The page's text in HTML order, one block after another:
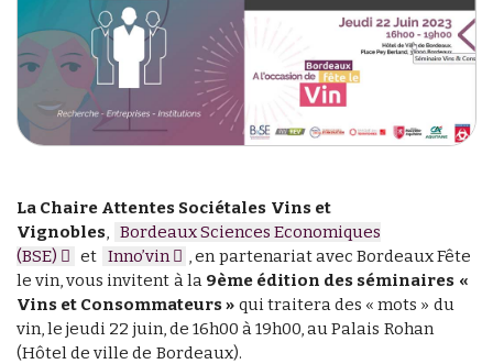
La Chaire Attentes Sociétales Vins et
Vignobles, Bordeaux Sciences Economiques
(BSE)
et Inno’vin
, en partenariat avec Bordeaux Fête
le vin, vous invitent à la 9ème édition des séminaires «
Vins et Consommateurs » qui traitera des « mots » du
vin, le jeudi 22 juin, de 16h00 à 19h00, au Palais Rohan
(Hôtel de ville de Bordeaux).